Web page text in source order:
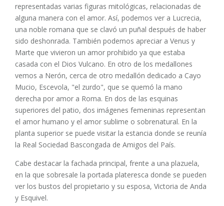
representadas varias figuras mitológicas, relacionadas de
alguna manera con el amor. Así, podemos ver a Lucrecia,
una noble romana que se clavó un puñal después de haber
sido deshonrada. También podemos apreciar a Venus y
Marte que vivieron un amor prohibido ya que estaba
casada con el Dios Vulcano. En otro de los medallones
vemos a Nerón, cerca de otro medallón dedicado a Cayo
Mucio, Escevola, "el zurdo", que se quemó la mano
derecha por amor a Roma. En dos de las esquinas
superiores del patio, dos imágenes femeninas representan
el amor humano y el amor sublime o sobrenatural. En la
planta superior se puede visitar la estancia donde se reunía
la Real Sociedad Bascongada de Amigos del País.
Cabe destacar la fachada principal, frente a una plazuela,
en la que sobresale la portada plateresca donde se pueden
ver los bustos del propietario y su esposa, Victoria de Anda
y Esquivel.